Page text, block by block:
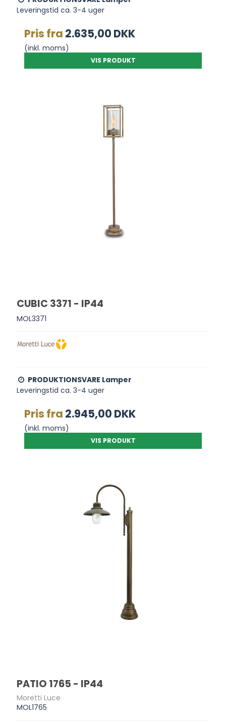
Leveringstid ca. 3-4 uger
Pris fra 2.635,00 DKK
(inkl. moms)
VIS PRODUKT
CUBIC 3371 - IP44
MOL3371
PRODUKTIONSVARE Lamper
Leveringstid ca. 3-4 uger
Pris fra 2.945,00 DKK
(inkl. moms)
VIS PRODUKT
PATIO 1765 - IP44
Moretti Luce
MOL1765